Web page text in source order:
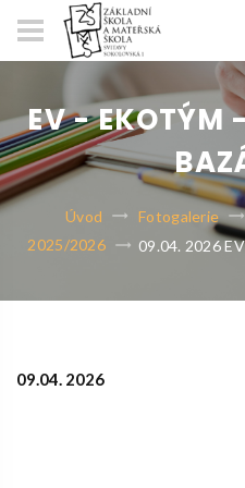
EV - EKOTÝM
Úvod Fotogalerie
2025/2026
09.04. 2026
09.04. 2026